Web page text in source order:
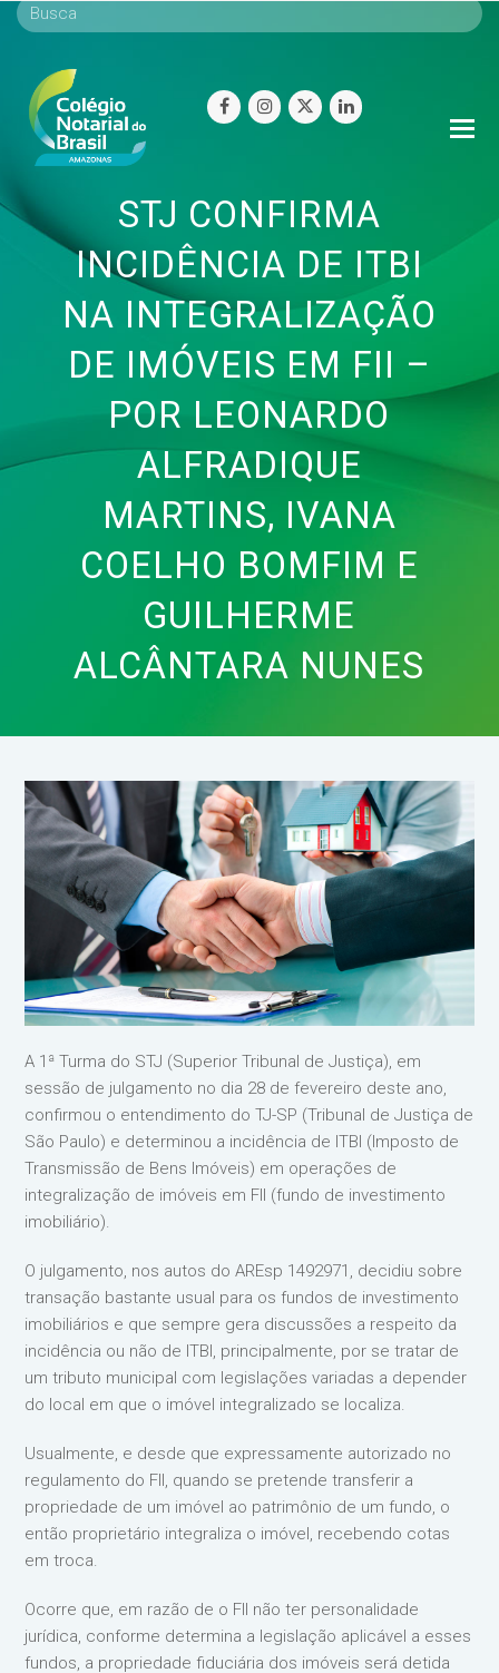
facebookinstagram
twitterlinkedin
STJ CONFIRMA
INCIDÊNCIA DE ITBI
NA INTEGRALIZAÇÃO
DE IMÓVEIS EM FII –
POR LEONARDO
ALFRADIQUE
MARTINS, IVANA
COELHO BOMFIM E
GUILHERME
ALCÂNTARA NUNES
A 1ª Turma do STJ (Superior Tribunal de Justiça), em
sessão de julgamento no dia 28 de fevereiro deste ano,
confirmou o entendimento do TJ-SP (Tribunal de Justiça de
São Paulo) e determinou a incidência de ITBI (Imposto de
Transmissão de Bens Imóveis) em operações de
integralização de imóveis em FII (fundo de investimento
imobiliário).
O julgamento, nos autos do AREsp 1492971, decidiu sobre
transação bastante usual para os fundos de investimento
imobiliários e que sempre gera discussões a respeito da
incidência ou não de ITBI, principalmente, por se tratar de
um tributo municipal com legislações variadas a depender
do local em que o imóvel integralizado se localiza.
Usualmente, e desde que expressamente autorizado no
regulamento do FII, quando se pretende transferir a
propriedade de um imóvel ao patrimônio de um fundo, o
então proprietário integraliza o imóvel, recebendo cotas
em troca.
Ocorre que, em razão de o FII não ter personalidade
jurídica, conforme determina a legislação aplicável a esses
fundos, a propriedade fiduciária dos imóveis será detida